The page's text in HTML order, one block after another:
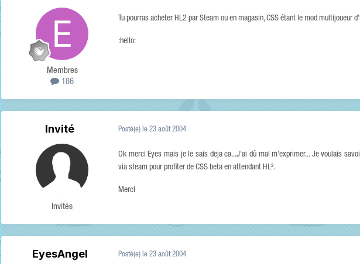
Membres
186
Tu pourras acheter HL2 par Steam ou en magasin, CSS étant le mod multijoueur
:hello:
Invité
Invités
Posté(e) le 23 août 2004
Ok merci Eyes mais je le sais deja ca...J'ai dû mal m'exprimer... Je voulais
via steam pour profiter de CSS beta en attendant HL².
Merci
EyesAngel Posté(e) le 23 août 2004